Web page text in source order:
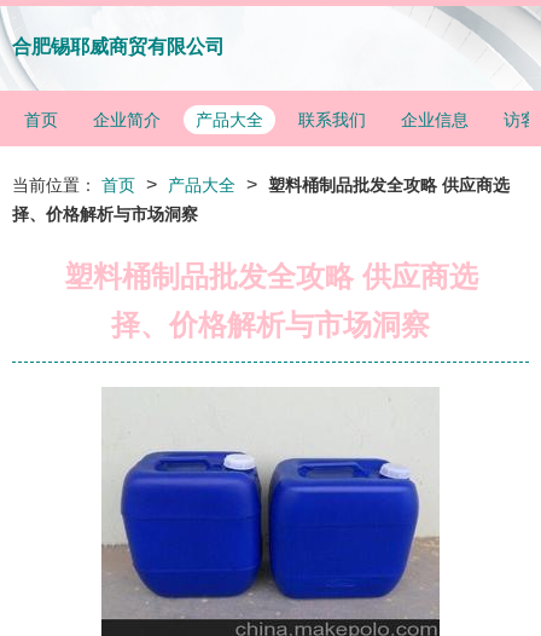
合肥锡耶威商贸有限公司
首页 企业简介 产品大全 联系我们 企业信息 访客
当前位置： 首页 > 产品大全 > 塑料桶制品批发全攻略 供应商选
择、价格解析与市场洞察
塑料桶制品批发全攻略 供应商选
择、价格解析与市场洞察